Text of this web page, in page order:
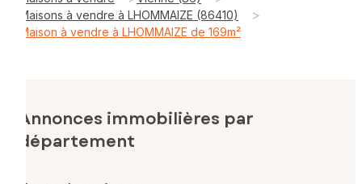
Maisons à vendre à LHOMMAIZE (86410) >
Maison à vendre à LHOMMAIZE de 169m²
Annonces immobilières par
département